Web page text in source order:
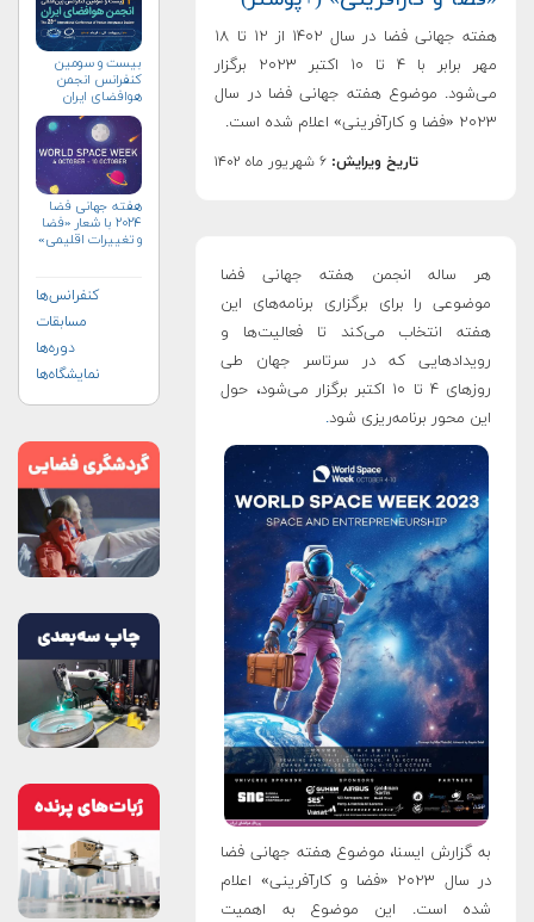
هفته جهانی فضا در سال ۱۴۰۲ از ۱۲ تا ۱۸
مهر برابر با ۴ تا ۱۰ اکتبر ۲۰۲۳ برگزار
می‌شود. موضوع هفته جهانی فضا در سال
۲۰۲۳ «فضا و کارآفرینی» اعلام شده است.
تاریخ ویرایش: ۶ شهریور ماه ۱۴۰۲
هر ساله انجمن هفته جهانی فضا
موضوعی را برای برگزاری برنامه‌های این
هفته انتخاب می‌کند تا فعالیت‌ها و
رویدادهایی که در سرتاسر جهان طی
روزهای ۴ تا ۱۰ اکتبر برگزار می‌شود، حول
این محور برنامه‌ریزی شود.
به گزارش ایسنا، موضوع هفته جهانی فضا
در سال ۲۰۲۳ «فضا و کارآفرینی» اعلام
شده است. این موضوع به اهمیت
بیست و سومین
کنفرانس انجمن
هوافضای ايران
هفته جهانی فضا
۲۰۲۴ با شعار «فضا
و تغییرات اقلیمی»
کنفرانس‌ها
مسابقات
دوره‌ها
نمایشگاه‌ها